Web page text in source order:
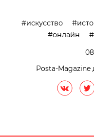
искусство
онлайн
Posta-Magazine